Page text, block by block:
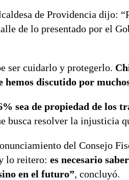
de Providencia dijo:
de lo presentado por el
ser cuidarlo y protegerlo.
hemos discutido por
sea de propiedad de los
busca resolver la injusticia
del Consejo
lo reitero: es necesario
en el futuro”, concluyó.